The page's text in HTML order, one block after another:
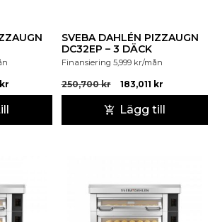
kr
SVEBA DAHLÉN PIZZAUGN
DC32EP – 3 DÄCK
Finansiering 5,999 kr/mån
250,700kr 183,011 kr
Lägg till